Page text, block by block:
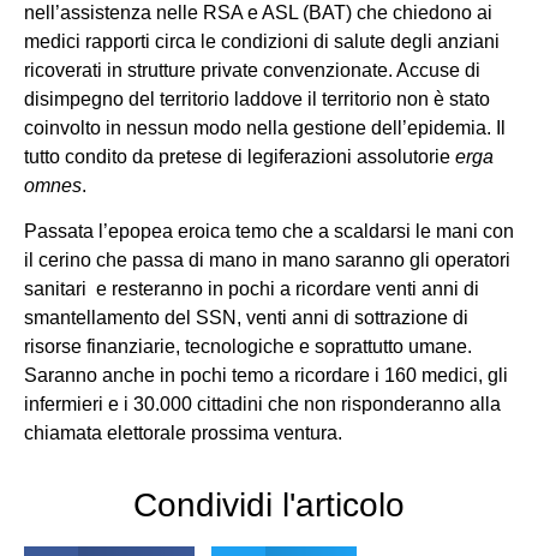
nell’assistenza nelle RSA e ASL (BAT) che chiedono ai
medici rapporti circa le condizioni di salute degli anziani
ricoverati in strutture private convenzionate. Accuse di
disimpegno del territorio laddove il territorio non è stato
coinvolto in nessun modo nella gestione dell’epidemia. Il
tutto condito da pretese di legiferazioni assolutorie erga
omnes.
Passata l’epopea eroica temo che a scaldarsi le mani con
il cerino che passa di mano in mano saranno gli operatori
sanitari e resteranno in pochi a ricordare venti anni di
smantellamento del SSN, venti anni di sottrazione di
risorse finanziarie, tecnologiche e soprattutto umane.
Saranno anche in pochi temo a ricordare i 160 medici, gli
infermieri e i 30.000 cittadini che non risponderanno alla
chiamata elettorale prossima ventura.
Condividi l'articolo